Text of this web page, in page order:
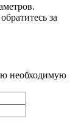
за
необходимую